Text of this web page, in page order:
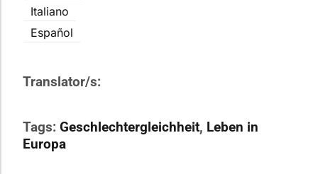
Italiano
Español
Translator/s:
Tags: Geschlechtergleichheit, Leben in
Europa